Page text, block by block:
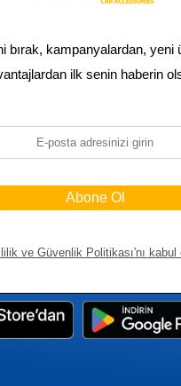
Yeni Ürünler